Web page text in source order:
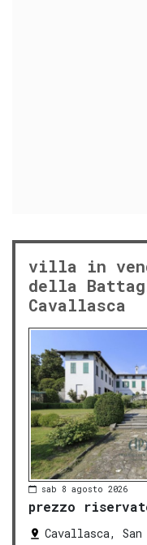
villa in
della
Cavallasca
sab 8 agosto 2026
prezzo
Cavallasca,